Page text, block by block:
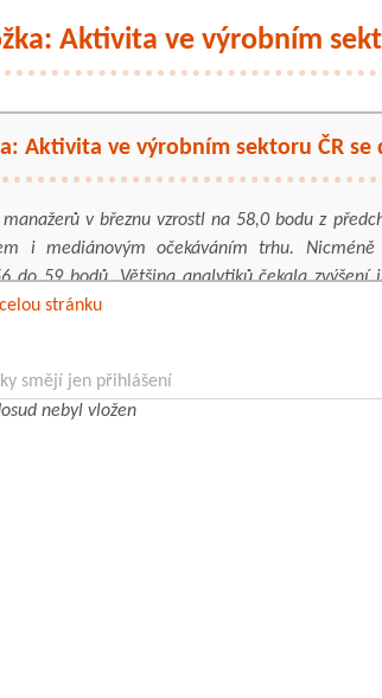
Aktivita ve výrobním
Aktivita ve výrobním sektoru ČR se
v březnu vzrostl na 58,0 bodu z
i mediánovým očekáváním trhu.
do 59 bodů. Většina analytiků čekala zvýšení
indikátory rostou na rekordní úrovně.
navyšován hromaděním zásob, což je sice
chybějícími komponenty, kvůli kterým se
stránku
smějí jen přihlášení
nebyl vložen